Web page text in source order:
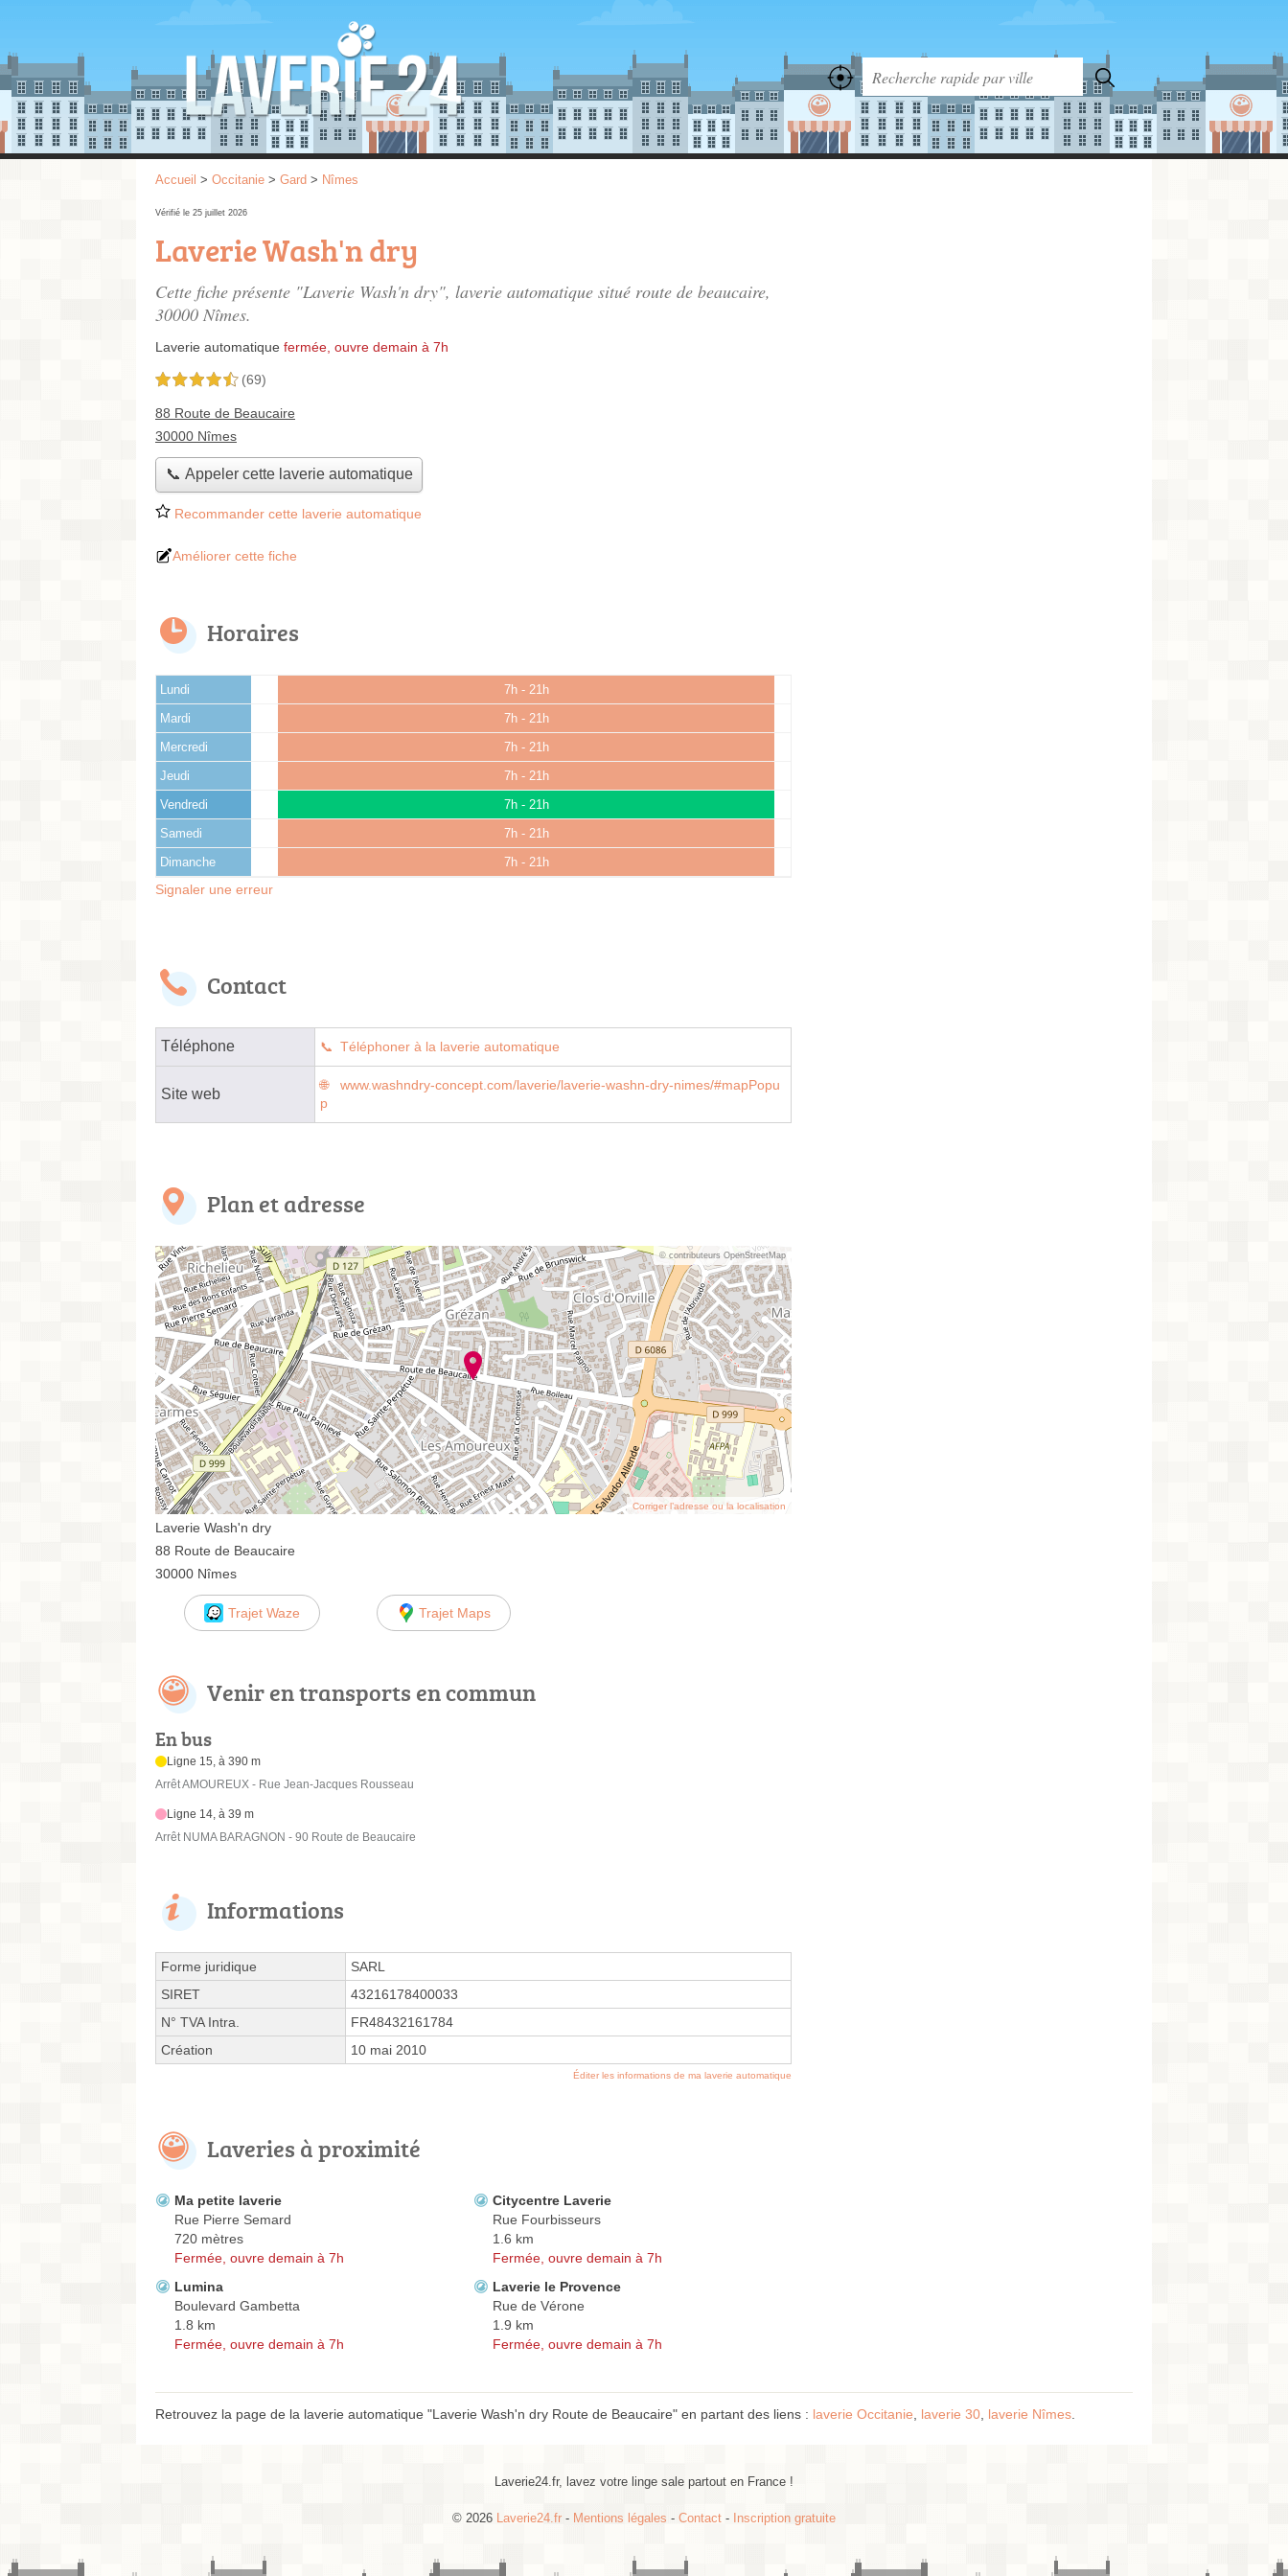
Accueil > Occitanie > Gard > Nîmes
Vérifié le 25 juillet 2026
Laverie Wash'n dry
Cette fiche présente "Laverie Wash'n dry", laverie automatique situé route de beaucaire,
30000 Nîmes.
Laverie automatique fermée, ouvre demain à 7h
4,5 étoiles sur 5 (69)
88 Route de Beaucaire
30000 Nîmes
📞 Appeler cette laverie automatique
Recommander cette laverie automatique
Améliorer cette fiche
Horaires
Lundi 7h - 21h
Mardi 7h - 21h
Mercredi 7h - 21h
Jeudi 7h - 21h
Vendredi 7h - 21h
Samedi 7h - 21h
Dimanche 7h - 21h
Signaler une erreur
Contact
Téléphone Téléphoner à la laverie automatique
Site web
www.washndry-concept.com/laverie/laverie-washn-dry-nimes/#mapPopu
p
Plan et adresse
© contributeurs OpenStreetMap
Corriger l’adresse ou la localisation
Laverie Wash'n dry
88 Route de Beaucaire
30000 Nîmes
Trajet Waze Trajet Maps
Venir en transports en commun
En bus
Ligne 15, à 390 m
Arrêt AMOUREUX - Rue Jean-Jacques Rousseau
Ligne 14, à 39 m
Arrêt NUMA BARAGNON - 90 Route de Beaucaire
Informations
Forme juridique
SARL
SIRET
43216178400033
N° TVA Intra.
FR48432161784
Création
10 mai 2010
Éditer les informations de ma laverie automatique
Laveries à proximité
Ma petite laverie
Rue Pierre Semard
720 mètres
Fermée, ouvre demain à 7h
Citycentre Laverie
Rue Fourbisseurs
1.6 km
Fermée, ouvre demain à 7h
Lumina
Boulevard Gambetta
1.8 km
Fermée, ouvre demain à 7h
Laverie le Provence
Rue de Vérone
1.9 km
Fermée, ouvre demain à 7h
Retrouvez la page de la laverie automatique "Laverie Wash'n dry Route de Beaucaire" en partant des liens : laverie Occitanie laverie 30 laverie Nîmes
Laverie24.fr, lavez votre linge sale partout en France !
© 2026 Laverie24.fr - Mentions légales - Contact - Inscription gratuite